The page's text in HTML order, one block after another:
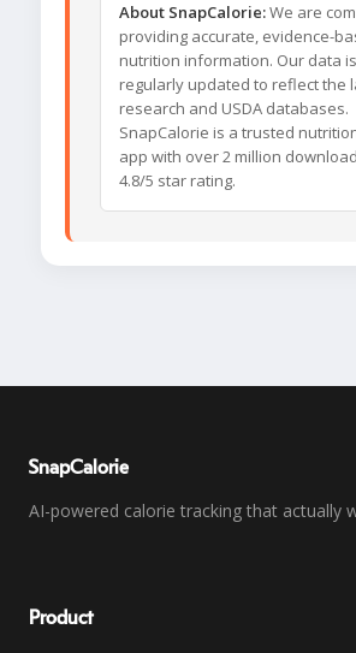
About SnapCalorie:We are
providing accurate, evidence-
nutrition information. Our data is
regularly updated to reflect the
research and USDA databases.
SnapCalorie is a trusted
app with over 2 million
4.8/5 star rating.
SnapCalorie
AI-powered calorie tracking that actually
Product